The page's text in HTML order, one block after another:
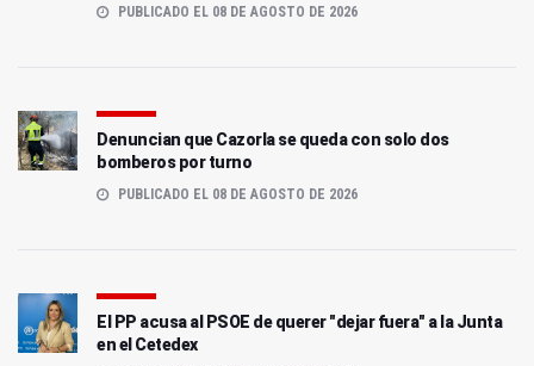
PUBLICADO EL 08 DE AGOSTO DE 2026
Denuncian que Cazorla se queda con solo dos
bomberos por turno
PUBLICADO EL 08 DE AGOSTO DE 2026
El PP acusa al PSOE de querer "dejar fuera" a la Junta
en el Cetedex